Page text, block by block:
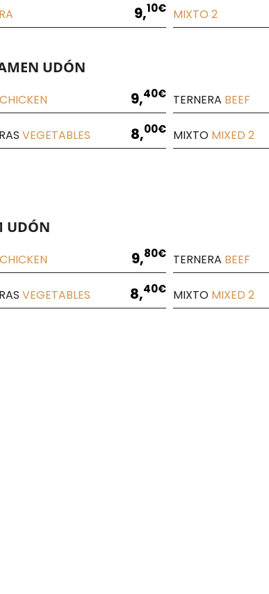
9,10€ MIXTO 2
UDÓN
CHICKEN 9,40€ TERNERA BEEF
VEGETABLES 8,00€ MIXTO MIXED 2
UDÓN
CHICKEN 9,80€ TERNERA BEEF
VEGETABLES 8,40€ MIXTO MIXED 2